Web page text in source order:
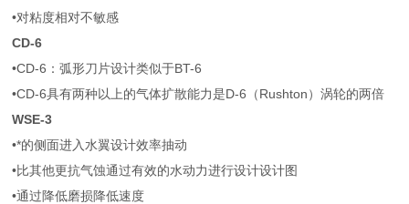
•对粘度相对不敏感
CD-6
•CD-6：弧形刀片设计类似于BT-6
•CD-6具有两种以上的气体扩散能力是D-6（Rushton）涡轮的两倍
WSE-3
•*的侧面进入水翼设计效率抽动
•比其他更抗气蚀通过有效的水动力进行设计设计图
•通过降低磨损降低速度